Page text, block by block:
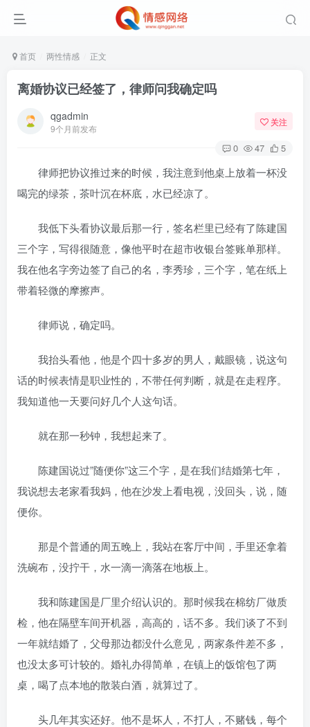
首页 两性情感 正文
离婚协议已经签了，律师问我确定吗
qgadmin
9个月前发布
关注
0 47 5
律师把协议推过来的时候，我注意到他桌上放着一杯没
喝完的绿茶，茶叶沉在杯底，水已经凉了。
我低下头看协议最后那一行，签名栏里已经有了陈建国
三个字，写得很随意，像他平时在超市收银台签账单那样。
我在他名字旁边签了自己的名，李秀珍，三个字，笔在纸上
带着轻微的摩擦声。
律师说，确定吗。
我抬头看他，他是个四十多岁的男人，戴眼镜，说这句
话的时候表情是职业性的，不带任何判断，就是在走程序。
我知道他一天要问好几个人这句话。
就在那一秒钟，我想起来了。
陈建国说过”随便你”这三个字，是在我们结婚第七年，
我说想去老家看我妈，他在沙发上看电视，没回头，说，随
便你。
那是个普通的周五晚上，我站在客厅中间，手里还拿着
洗碗布，没拧干，水一滴一滴落在地板上。
我和陈建国是厂里介绍认识的。那时候我在棉纺厂做质
检，他在隔壁车间开机器，高高的，话不多。我们谈了不到
一年就结婚了，父母那边都没什么意见，两家条件差不多，
也没太多可计较的。婚礼办得简单，在镇上的饭馆包了两
桌，喝了点本地的散装白酒，就算过了。
头几年其实还好。他不是坏人，不打人，不赌钱，每个